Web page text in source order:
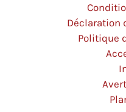
Déclaration
Politique